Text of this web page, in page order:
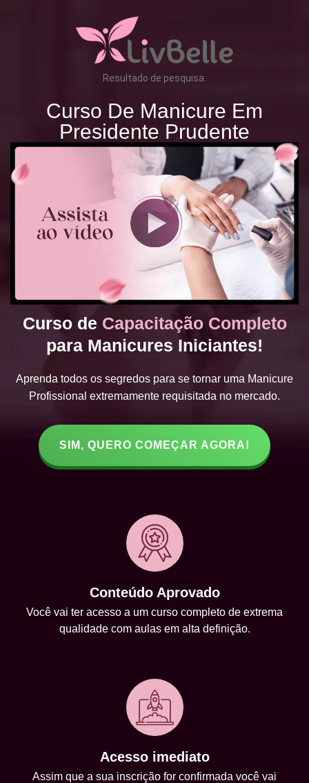
Resultado de pesquisa:
Curso De Manicure Em
Presidente Prudente
Curso de Capacitação Completo
para Manicures Iniciantes!
Aprenda todos os segredos para se tornar uma Manicure
Profissional extremamente requisitada no mercado.
SIM, QUERO COMEÇAR AGORA!
Conteúdo Aprovado
Você vai ter acesso a um curso completo de extrema
qualidade com aulas em alta definição.
Acesso imediato
Assim que a sua inscrição for confirmada você vai